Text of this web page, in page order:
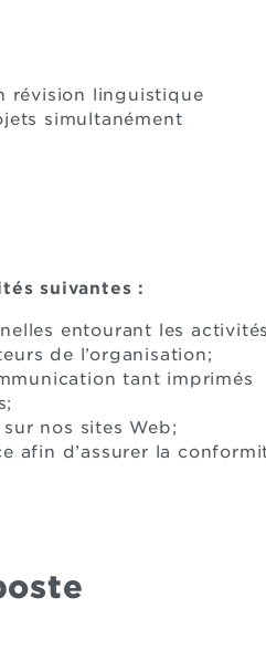
révision linguistique
simultanément
suivantes :
entourant les
de l’organisation;
tant imprimés
nos sites Web;
afin d’assurer la